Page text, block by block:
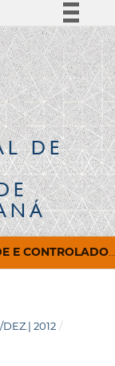
BR
informação
DE
RC&C. REVISTA DE CONTABILIDADE E CONTROLADORIA
2012 /